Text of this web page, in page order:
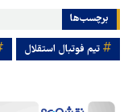
برچسب‌ها
تیم فوتبال استقلال